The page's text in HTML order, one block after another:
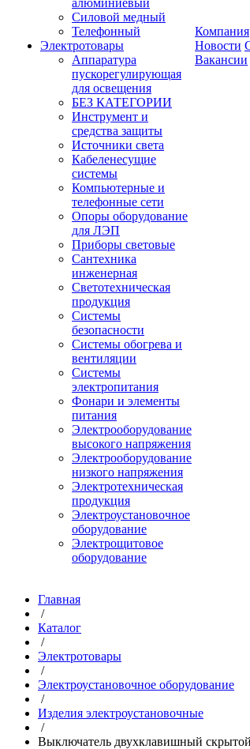
алюминиевый
Силовой медный
Телефонный
Электротовары
Аппаратура
пускорегулирующая
для освещения
БЕЗ КАТЕГОРИИ
Инструмент и
средства защиты
Источники света
Кабеленесущие
системы
Компьютерные и
телефонные сети
Опоры оборудование
для ЛЭП
Приборы световые
Сантехника
инженерная
Светотехническая
продукция
Системы
безопасности
Системы обогрева и
вентиляции
Системы
электропитания
Фонари и элементы
питания
Электрооборудование
высокого напряжения
Электрооборудование
низкого напряжения
Электротехническая
продукция
Электроустановочное
оборудование
Электрощитовое
оборудование
Компания
Новости
Вакансии
Главная
/
Каталог
/
Электротовары
/
Электроустановочное оборудование
/
Изделия электроустановочные
/
Выключатель двухклавишный